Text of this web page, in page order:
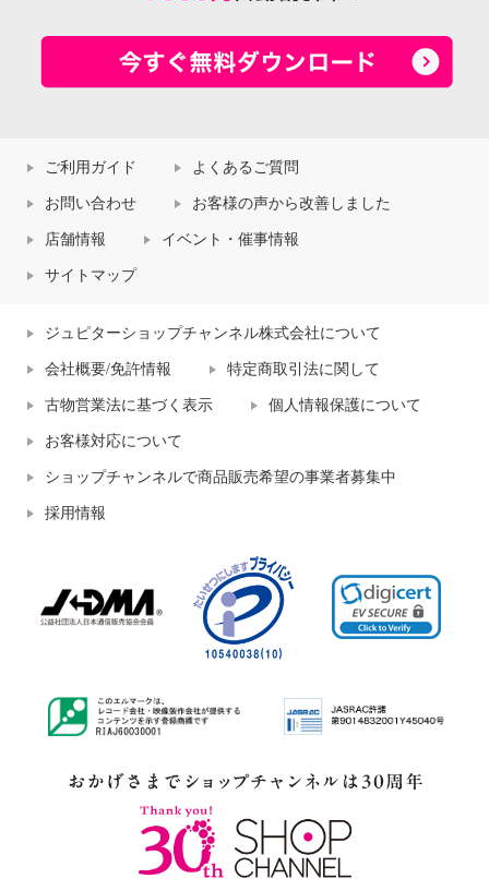
ご利用ガイド よくあるご質問
お問い合わせ お客様の声から改善しました
店舗情報 イベント・催事情報
サイトマップ
ジュピターショップチャンネル株式会社について
会社概要/免許情報 特定商取引法に関して
古物営業法に基づく表示 個人情報保護について
お客様対応について
ショップチャンネルで商品販売希望の事業者募集中
採用情報